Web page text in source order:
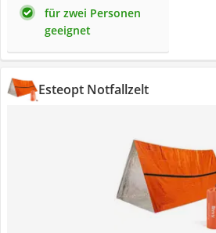
für zwei Personen
geeignet
Esteopt Notfallzelt